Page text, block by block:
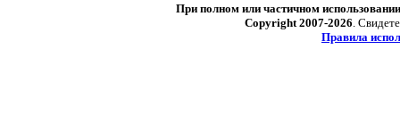
При полном или частичном
Copyright 2007-2026 .
Правила